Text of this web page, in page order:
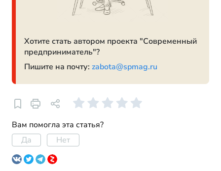
Хотите стать автором проекта "Современный
предприниматель"?
Пишите на почту: zabota@spmag.ru
Вам помогла эта статья?
Да
Нет